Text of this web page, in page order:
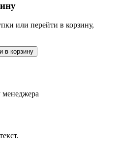
или перейти в корзину,
в корзину